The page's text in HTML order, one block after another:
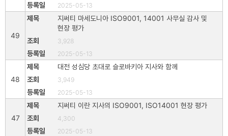
2025-05-13
49
지써티 마세도니아 ISO9001, 14001 사무실 감사 및
현장 평가
3,928
2025-05-13
48
대전 성심당 초대로 슬로바키아 지사와 함께
3,949
2025-05-13
47
지써티 이란 지사의 ISO9001, ISO14001 현장 평가
4,300
2025-05-13